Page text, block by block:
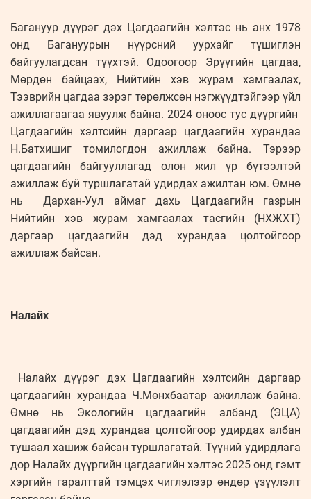
Багануур дүүрэг дэх Цагдаагийн хэлтэс нь анх 1978
онд Багануурын нүүрсний уурхайг түшиглэн
байгуулагдсан түүхтэй. Одоогоор Эрүүгийн цагдаа,
Мөрдөн байцаах, Нийтийн хэв журам хамгаалах,
Тээврийн цагдаа зэрэг төрөлжсөн нэгжүүдтэйгээр үйл
ажиллагаагаа явуулж байна. 2024 оноос тус дүүргийн
Цагдаагийн хэлтсийн даргаар цагдаагийн хурандаа
Н.Батхишиг томилогдон ажиллаж байна. Тэрээр
цагдаагийн байгууллагад олон жил үр бүтээлтэй
ажиллаж буй туршлагатай удирдах ажилтан юм. Өмнө
нь Дархан-Уул аймаг дахь Цагдаагийн газрын
Нийтийн хэв журам хамгаалах тасгийн (НХЖХТ)
даргаар цагдаагийн дэд хурандаа цолтойгоор
ажиллаж байсан.
Налайх
Налайх дүүрэг дэх Цагдаагийн хэлтсийн даргаар
цагдаагийн хурандаа Ч.Мөнхбаатар ажиллаж байна.
Өмнө нь Экологийн цагдаагийн албанд (ЭЦА)
цагдаагийн дэд хурандаа цолтойгоор удирдах албан
тушаал хашиж байсан туршлагатай. Түүний удирдлага
дор Налайх дүүргийн цагдаагийн хэлтэс 2025 онд гэмт
хэргийн гаралттай тэмцэх чиглэлээр өндөр үзүүлэлт